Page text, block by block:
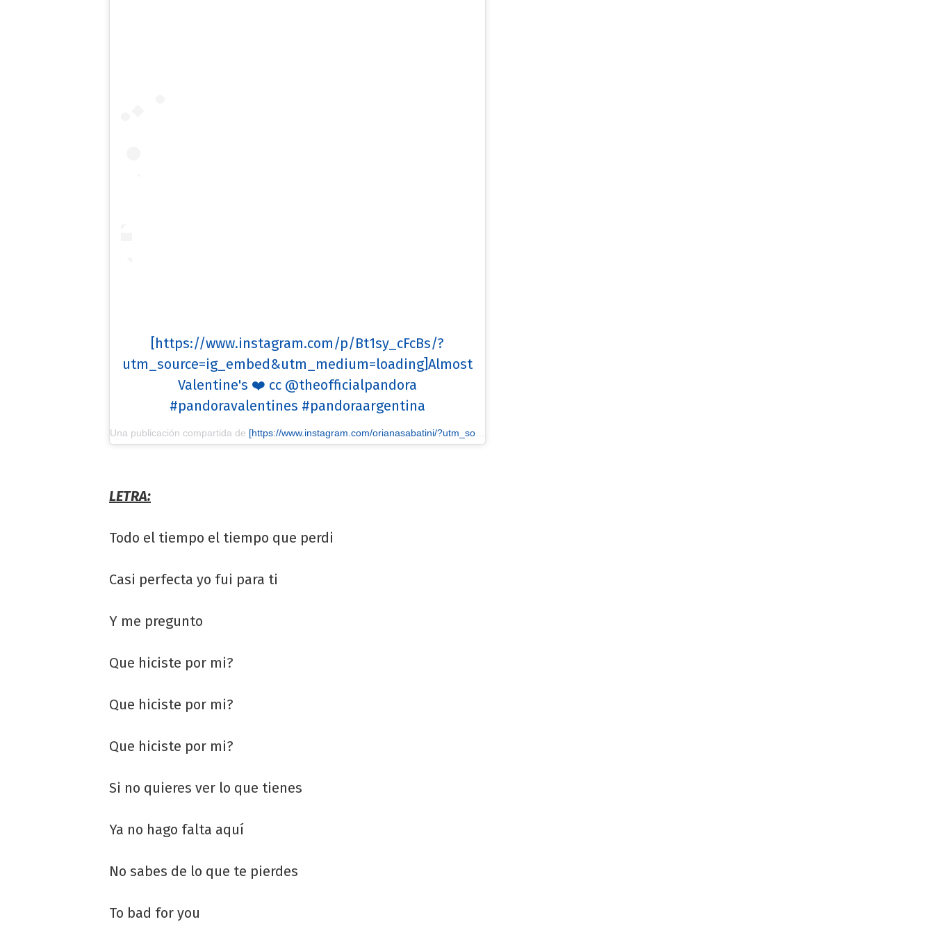
[https://www.instagram.com/p/Bt1sy_cFcBs/?
utm_source=ig_embed&utm_medium=loading]Almost
Valentine's ❤️ cc @theofficialpandora
#pandoravalentines #pandoraargentina
Una publicación compartida de [https://www.instagram.com/orianasabatini/?utm_source=ig_embed&utm_medium=loading] Oriana Sabatini
LETRA:
Todo el tiempo el tiempo que perdi
Casi perfecta yo fui para ti
Y me pregunto
Que hiciste por mi?
Que hiciste por mi?
Que hiciste por mi?
Si no quieres ver lo que tienes
Ya no hago falta aquí
No sabes de lo que te pierdes
To bad for you